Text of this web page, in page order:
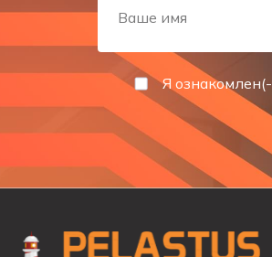
Для контроля за состоянием
осуществляется с помощью
СПОСОБ УСТАНОВКИ
Указатель эвакуационный выход
СФЕРА ПРИМЕНЕНИЯ
Я